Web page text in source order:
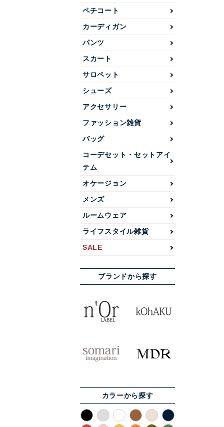
ペチコート
カーディガン
パンツ
スカート
サロペット
シューズ
アクセサリー
ファッション雑貨
バッグ
コーデセット・セットアイ
テム
オケージョン
メンズ
ルームウェア
ライフスタイル雑貨
SALE
ブランドから探す
カラーから探す